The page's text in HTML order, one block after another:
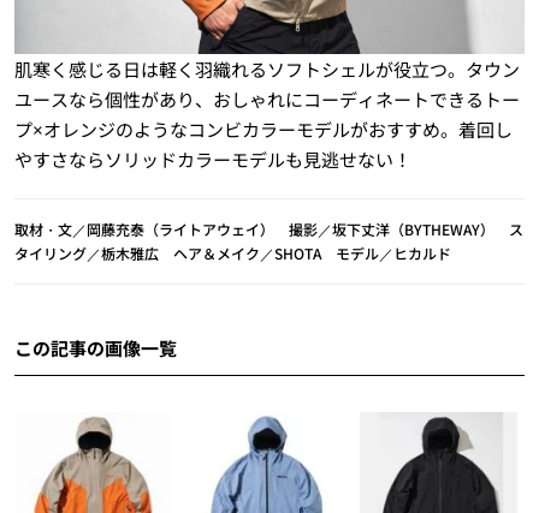
肌寒く感じる日は軽く羽織れるソフトシェルが役立つ。タウン
ユースなら個性があり、おしゃれにコーディネートできるトー
プ×オレンジのようなコンビカラーモデルがおすすめ。着回し
やすさならソリッドカラーモデルも見逃せない！
取材・文／岡藤充泰（ライトアウェイ） 撮影／坂下丈洋（BYTHEWAY） ス
タイリング／栃木雅広 ヘア＆メイク／SHOTA モデル／ヒカルド
この記事の画像一覧